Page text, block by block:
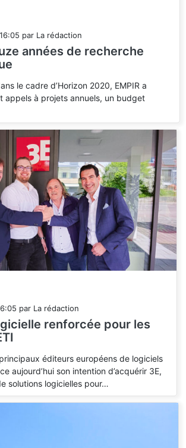
16:05 par La rédaction
années de recherche
le cadre d’Horizon 2020, EMPIR a
appels à projets annuels, un budget
par La rédaction
renforcée pour les
éditeurs européens de logiciels
aujourd’hui son intention d’acquérir 3E,
solutions logicielles pour…